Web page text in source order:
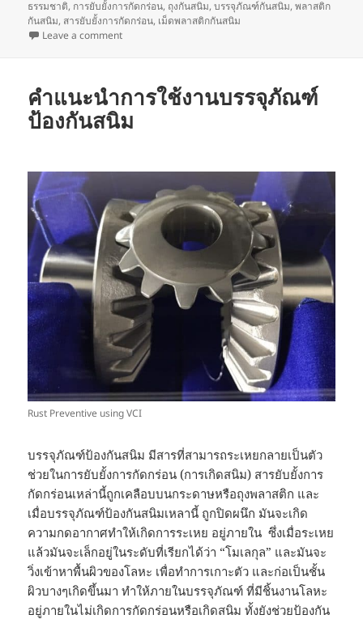
on
ธรรมชาติ, การยับยั้งการกัดกร่อน, ถุงกันสนิม,บรรจุภัณฑ์กันสนิม,พลาสติก
กันสนิม, สารยับยั้งการกัดกร่อน, เม็ดพลาสติกกันสนิม
Leave a commenton บรรจุภัณฑ์กันสนิมทำงานได้อย่างไร-2
คำแนะนำการใช้งานบรรจุภัณฑ์
ป้องกันสนิม
Rust Preventive using VCI
บรรจุภัณฑ์ป้องกันสนิม มีสารที่สามารถระเหยกลายเป็นตัว
ช่วยในการยับยั้งการกัดกร่อน (การเกิดสนิม) สารยับยั้งการ
กัดกร่อนเหล่านี้ถูกเคลือบบนกระดาษหรือถุงพลาสติก และ
เมื่อบรรจุภัณฑ์ป้องกันสนิมเหลานี้ ถูกปิดผนึก มันจะเกิด
ความกดอากาศทำให้เกิดการระเหย อยู่ภายใน ซึ่งเมื่อระเหย
แล้วมันจะเล็กอยู่ในระดับที่เรียกได้ว่า “โมเลกุล” และมันจะ
วิ่งเข้าหาพื้นผิวของโลหะ เพื่อทำการเกาะตัว และก่อเป็นชั้น
ผิวบางๆเกิดขึ้นมา ทำให้ภายในบรรจุภัณฑ์ ที่มีชิ้นงานโลหะ
อยู่ภายในไม่เกิดการกัดกร่อนหรือเกิดสนิม ทั้งยังช่วยป้องกัน